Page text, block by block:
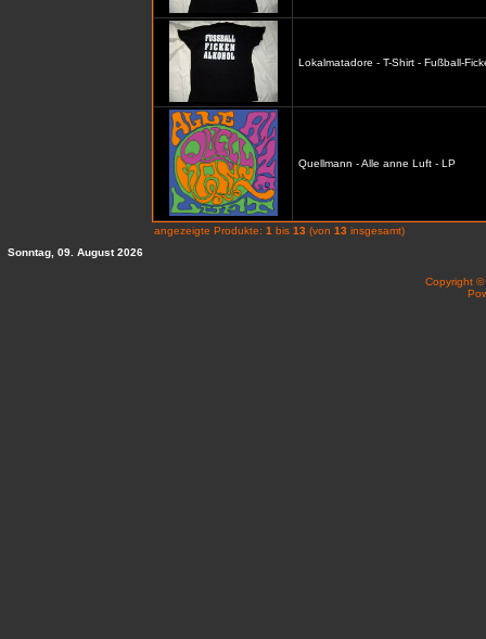
Lokalmatadore - T-Shirt - Fußball-
Quellmann - Alle anne Luft - LP
angezeigte Produkte: 1 bis 13 (von 13 insgesamt)
Sonntag, 09. August 2026
Copyright